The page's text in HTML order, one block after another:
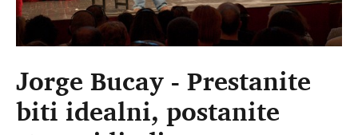
Jorge Bucay - Prestanite
biti idealni, postanite